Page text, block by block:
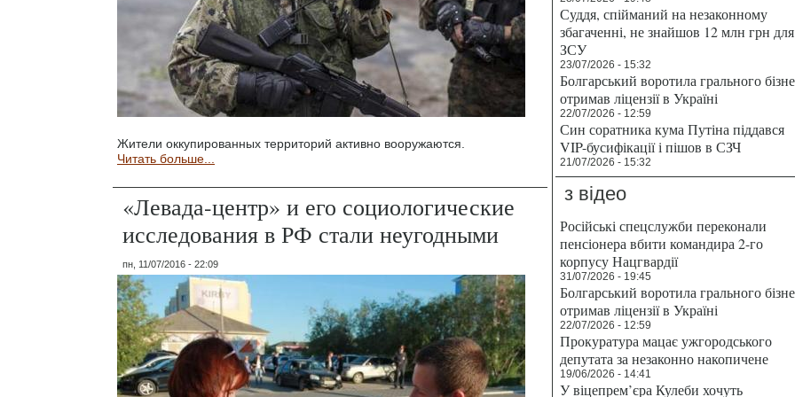
Жители оккупированных территорий активно вооружаются.
Читать больше...
«Левада-центр» и его социологические
исследования в РФ стали неугодными
пн, 11/07/2016 - 22:09
Суддя, спійманий на незаконному
збагаченні, не знайшов 12 млн грн для
ЗСУ
23/07/2026 - 15:32
Болгарський воротила грального
отримав ліцензії в Україні
22/07/2026 - 12:59
Син соратника кума Путіна піддався
VIP-бусифікації і пішов в СЗЧ
21/07/2026 - 15:32
з відео
Російські спецслужби переконали
пенсіонера вбити командира 2-го
корпусу Нацгвардії
31/07/2026 - 19:45
Болгарський воротила грального
отримав ліцензії в Україні
22/07/2026 - 12:59
Прокуратура мацає ужгородського
депутата за незаконно накопичене
19/06/2026 - 14:41
У віцепрем’єра Кулеби хочуть